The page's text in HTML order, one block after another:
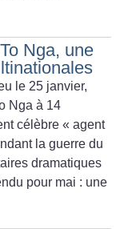
Nga, une
le 25 janvier,
Nga à 14
célèbre « agent
la guerre du
dramatiques
pour mai : une